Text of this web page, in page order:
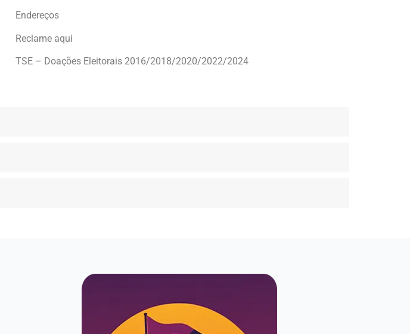
Endereços
Reclame aqui
TSE – Doações Eleitorais 2016/2018/2020/2022/2024